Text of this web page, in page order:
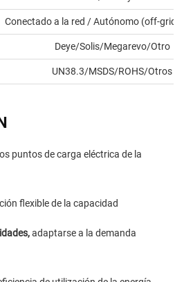
Conectado a la red / Autónomo (off-grid)
Deye/Solis/Megarevo/Otro
UN38.3/MSDS/ROHS/Otros
puntos de carga eléctrica de la
flexible de la capacidad
adaptarse a la demanda